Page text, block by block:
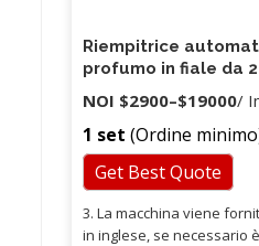
Riempitrice
profumo in fiale da
tappatrice per
di vetro su piccola
100 ml
NOI $2900–$19000/
1 set (Ordine
Get Best Quote
3. La macchina viene
in inglese, se necessario